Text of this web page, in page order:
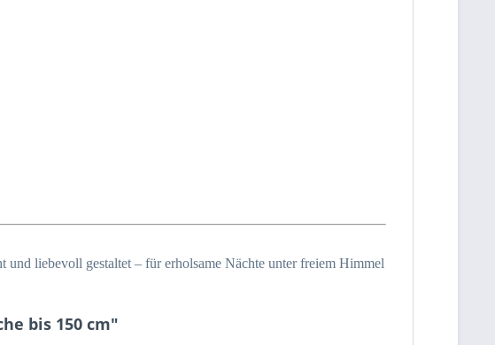
liebevoll gestaltet – für erholsame Nächte unter freiem Himmel
bis 150 cm"